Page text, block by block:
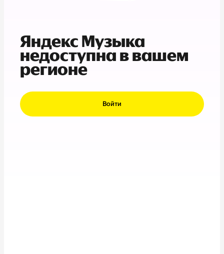
Яндекс Музыка
недоступна в вашем
регионе
Войти